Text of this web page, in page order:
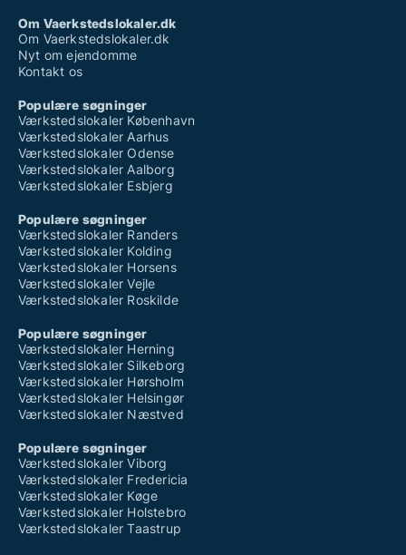
Om Vaerkstedslokaler.dk
Om Vaerkstedslokaler.dk
Nyt om ejendomme
Kontakt os
Populære søgninger
Værkstedslokaler København
Værkstedslokaler Aarhus
Værkstedslokaler Odense
Værkstedslokaler Aalborg
Værkstedslokaler Esbjerg
Populære søgninger
Værkstedslokaler Randers
Værkstedslokaler Kolding
Værkstedslokaler Horsens
Værkstedslokaler Vejle
Værkstedslokaler Roskilde
Populære søgninger
Værkstedslokaler Herning
Værkstedslokaler Silkeborg
Værkstedslokaler Hørsholm
Værkstedslokaler Helsingør
Værkstedslokaler Næstved
Populære søgninger
Værkstedslokaler Viborg
Værkstedslokaler Fredericia
Værkstedslokaler Køge
Værkstedslokaler Holstebro
Værkstedslokaler Taastrup